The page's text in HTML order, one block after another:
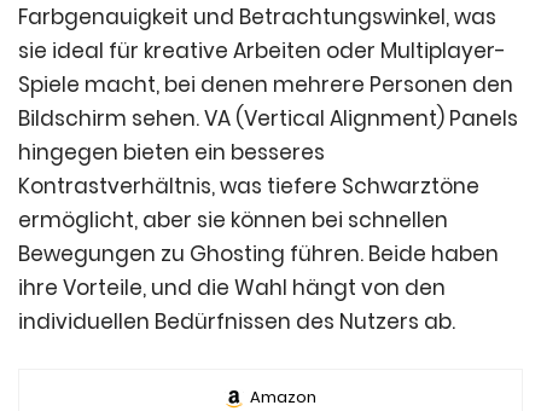
Farbgenauigkeit und Betrachtungswinkel, was
sie ideal für kreative Arbeiten oder Multiplayer-
Spiele macht, bei denen mehrere Personen den
Bildschirm sehen. VA (Vertical Alignment) Panels
hingegen bieten ein besseres
Kontrastverhältnis, was tiefere Schwarztöne
ermöglicht, aber sie können bei schnellen
Bewegungen zu Ghosting führen. Beide haben
ihre Vorteile, und die Wahl hängt von den
individuellen Bedürfnissen des Nutzers ab.
Amazon